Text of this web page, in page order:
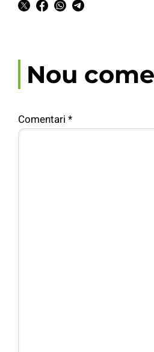
Nou
Comentari *